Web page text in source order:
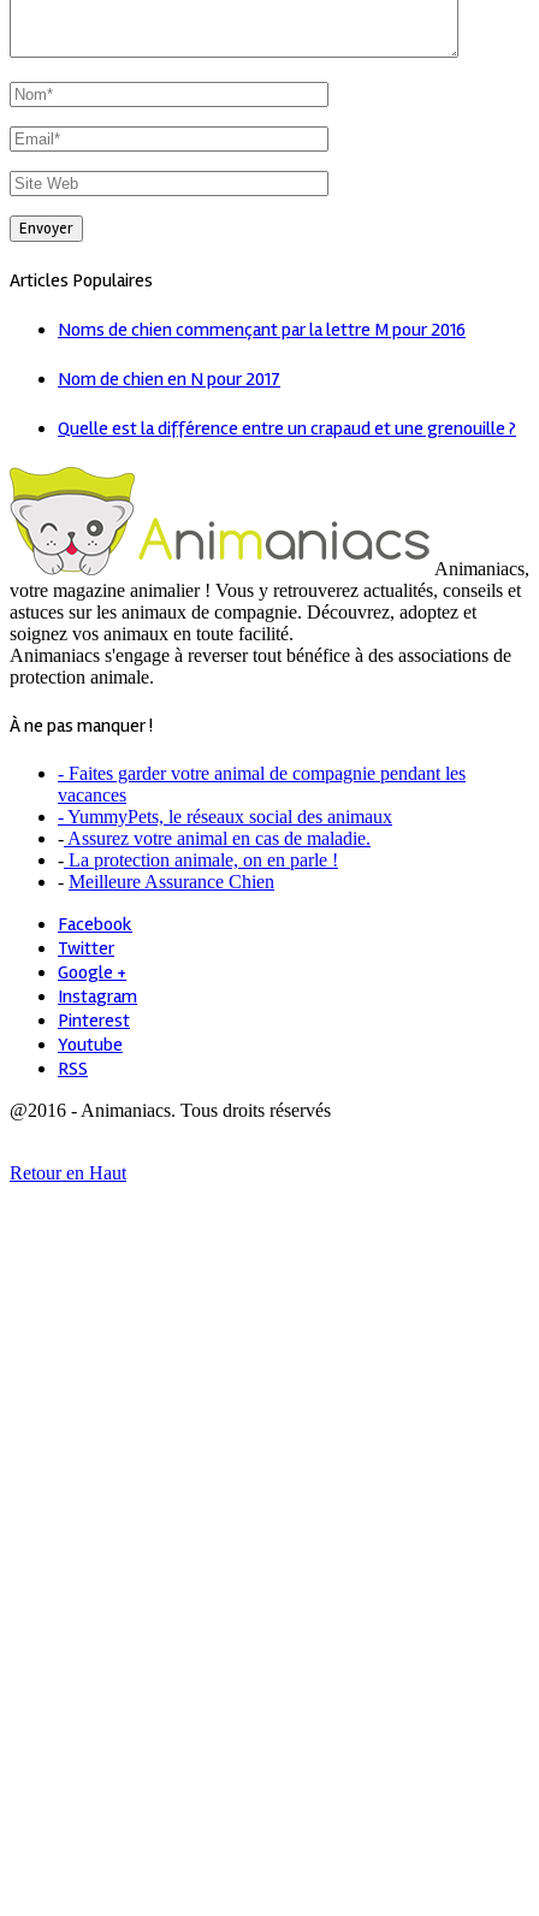
Articles Populaires
Noms de chien commençant par la lettre M pour 2016
Nom de chien en N pour 2017
Quelle est la différence entre un crapaud et une grenouille ?
Animaniacs,
votre magazine animalier ! Vous y retrouverez actualités, conseils et
astuces sur les animaux de compagnie. Découvrez, adoptez et
soignez vos animaux en toute facilité.
Animaniacs s'engage à reverser tout bénéfice à des associations de
protection animale.
À ne pas manquer !
- Faites garder votre animal de compagnie pendant les
vacances
- YummyPets, le réseaux social des animaux
- Assurez votre animal en cas de maladie.
- La protection animale, on en parle !
- Meilleure Assurance Chien
Facebook
Twitter
Google +
Instagram
Pinterest
Youtube
RSS
@2016 - Animaniacs. Tous droits réservés
Retour en Haut